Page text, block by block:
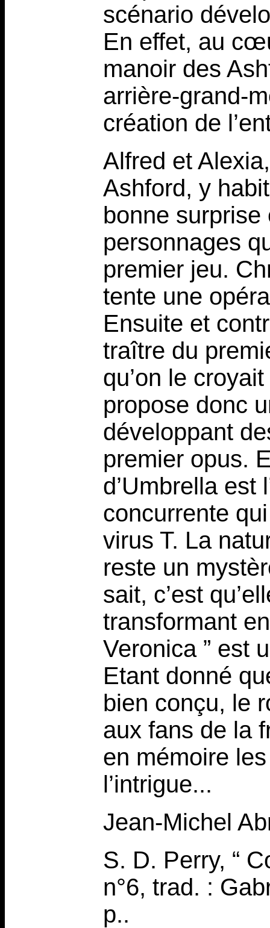
scénario
En effet, au
manoir des
arrière-grand-
création de
Alfred et
Ashford, y
bonne
personnages
premier jeu.
tente une
Ensuite et
traître du
qu’on le
propose donc
développant
premier opus.
d’Umbrella est
concurrente
virus T. La
reste un
sait, c’est
transformant
Veronica ” est
Etant donné
bien conçu, le
aux fans de la
en mémoire
l’intrigue...
Jean-Michel
S. D. Perry, “
n°6, trad. :
p..